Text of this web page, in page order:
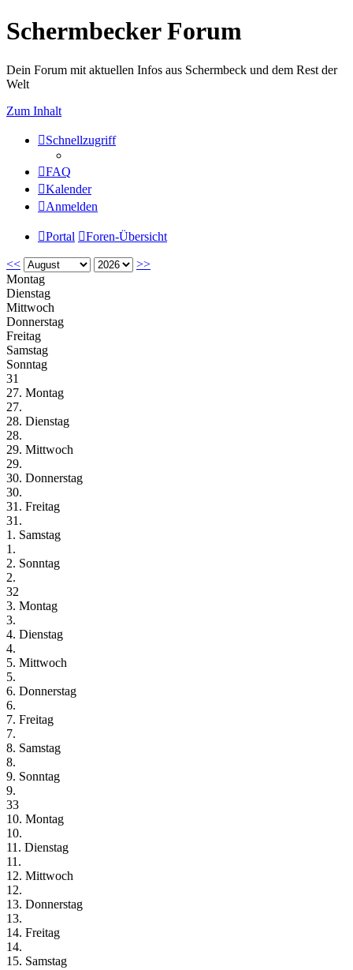
Schermbecker Forum
Dein Forum mit aktuellen Infos aus Schermbeck und dem Rest der
Welt
Zum Inhalt
Schnellzugriff
FAQ
Kalender
Anmelden
Portal Foren-Übersicht
<<
>>
Montag
Dienstag
Mittwoch
Donnerstag
Freitag
Samstag
Sonntag
31
27. Montag
27.
28. Dienstag
28.
29. Mittwoch
29.
30. Donnerstag
30.
31. Freitag
31.
1. Samstag
1.
2. Sonntag
2.
32
3. Montag
3.
4. Dienstag
4.
5. Mittwoch
5.
6. Donnerstag
6.
7. Freitag
7.
8. Samstag
8.
9. Sonntag
9.
33
10. Montag
10.
11. Dienstag
11.
12. Mittwoch
12.
13. Donnerstag
13.
14. Freitag
14.
15. Samstag